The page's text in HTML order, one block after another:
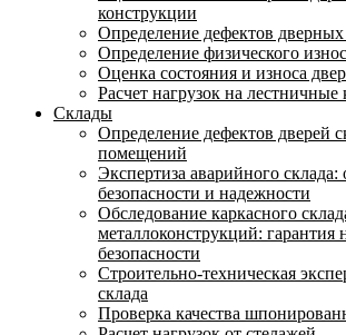
конструкции
Определение дефектов дверных
Определение физического
Оценка состояния и износа
Расчет нагрузок на лестничные
Склады
Определение дефектов дверей
помещений
Экспертиза аварийного склада:
безопасности и надежности
Обследование каркасного
металлоконструкций: гарантия
безопасности
Строительно-техническая
склада
Проверка качества